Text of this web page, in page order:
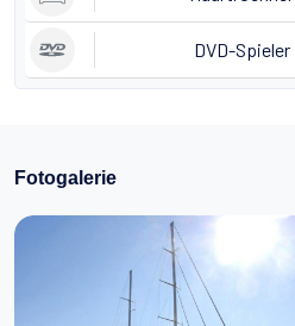
DVD-Spieler
Fotogalerie